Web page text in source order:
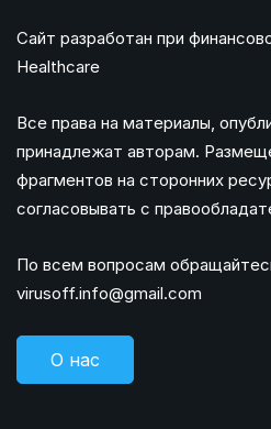
Сайт разработан при
Healthcare
Все права на материалы,
принадлежат авторам.
фрагментов на сторонних
согласовывать с
По всем вопросам
virusoff.info@gmail.com
О нас